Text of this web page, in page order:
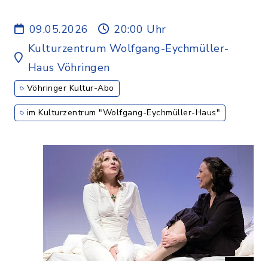
09.05.2026
20:00 Uhr
Kulturzentrum Wolfgang-Eychmüller-
Haus Vöhringen
Vöhringer Kultur-Abo
im Kulturzentrum "Wolfgang-Eychmüller-Haus"